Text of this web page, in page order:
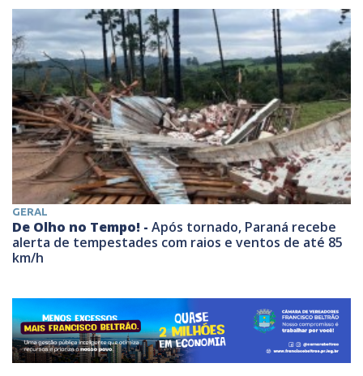
GERAL
De Olho no Tempo! - Após tornado, Paraná recebe
alerta de tempestades com raios e ventos de até 85
km/h